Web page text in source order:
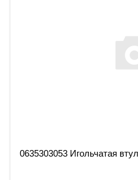
0635303053 Игольчатая